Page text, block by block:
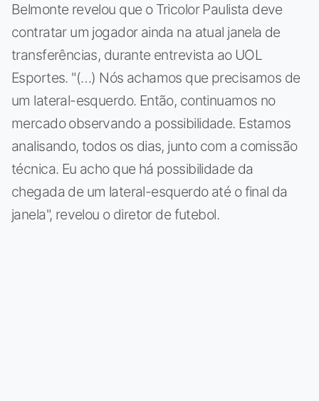
Belmonte revelou que o Tricolor Paulista deve
contratar um jogador ainda na atual janela de
transferências, durante entrevista ao UOL
Esportes. "(…) Nós achamos que precisamos de
um lateral-esquerdo. Então, continuamos no
mercado observando a possibilidade. Estamos
analisando, todos os dias, junto com a comissão
técnica. Eu acho que há possibilidade da
chegada de um lateral-esquerdo até o final da
janela", revelou o diretor de futebol.